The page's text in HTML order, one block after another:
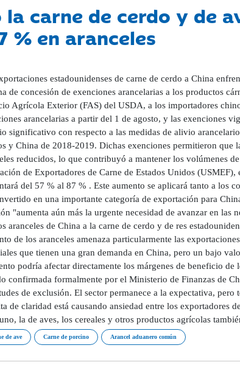
carne de cerdo y de
% en aranceles
estadounidenses de carne de cerdo a China
de concesión de exenciones arancelarias a los productos
Agrícola Exterior (FAS) del USDA, a los importadores
arancelarias a partir del 1 de agosto, y las exenciones
significativo con respecto a las medidas de alivio
y China de 2018-2019. Dichas exenciones permitieron que
reducidos, lo que contribuyó a mantener los volúmenes
de Exportadores de Carne de Estados Unidos
del 57 % al 87 % . Este aumento se aplicará tanto a los
en una importante categoría de exportación para
"aumenta aún más la urgente necesidad de avanzar en las
aranceles de China a la carne de cerdo y de res
de los aranceles amenaza particularmente las
que tienen una gran demanda en China, pero un bajo
podría afectar directamente los márgenes de beneficio
confirmada formalmente por el Ministerio de Finanzas de
de exclusión. El sector permanece a la expectativa,
de claridad está causando ansiedad entre los exportadores
la de aves, los cereales y otros productos agrícolas
de ave Carne de porcino Arancel aduanero común